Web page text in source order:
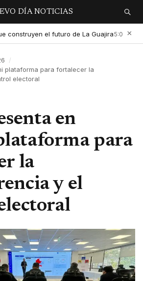
DÍA NOTICIAS Buscar
el futuro de La Guajira5:01 PM×
plataforma para fortalecer la
electoral
en
para
la
y el